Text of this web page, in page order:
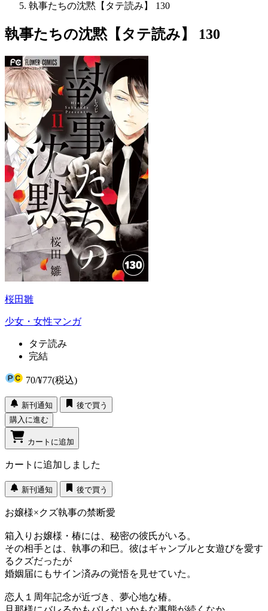
執事たちの沈黙【タテ読み】 130
執事たちの沈黙【タテ読み】 130
桜田雛
少女・女性マンガ
タテ読み
完結
70/¥77(税込)
新刊通知
後で買う
購入に進む
カートに追加
カートに追加しました
新刊通知 後で買う
お嬢様×クズ執事の禁断愛
箱入りお嬢様・椿には、秘密の彼氏がいる。
その相手とは、執事の和巳。彼はギャンブルと女遊びを愛す
るクズだったが
婚姻届にもサイン済みの覚悟を見せていた。
恋人１周年記念が近づき、夢心地な椿。